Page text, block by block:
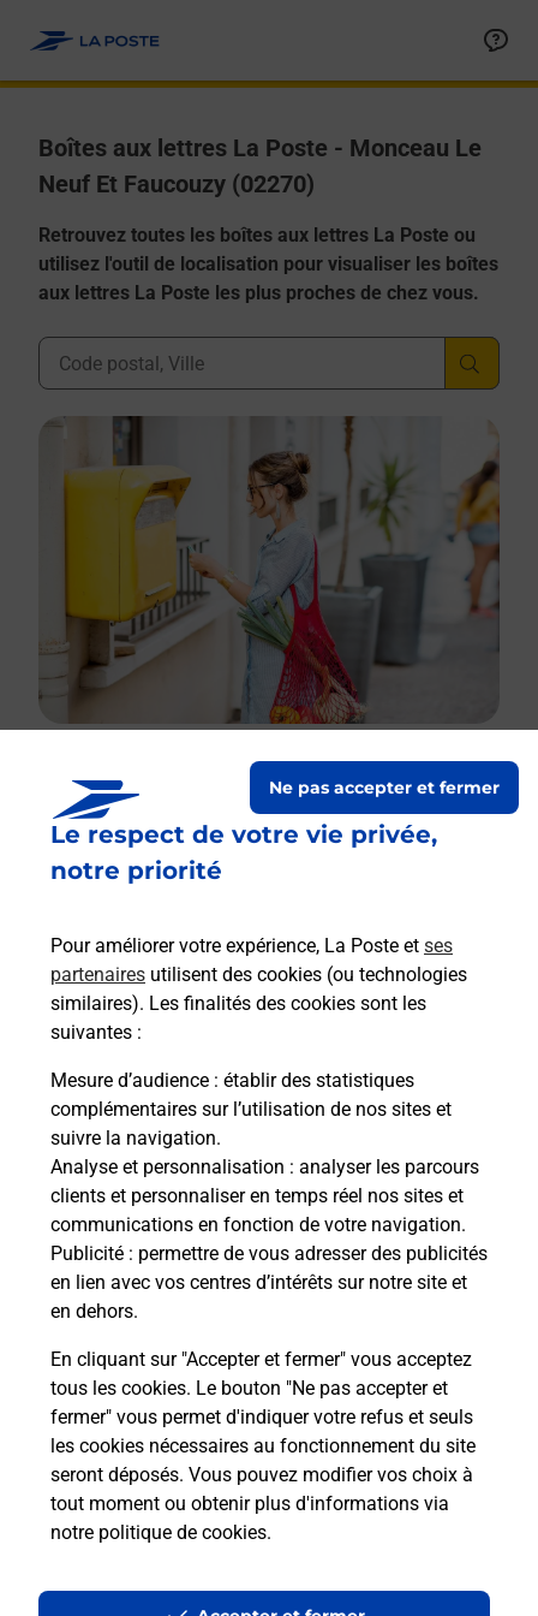
Le respect de votre vie privée,
notre priorité
Pour améliorer votre expérience, La Poste et ses
partenaires utilisent des cookies (ou technologies
similaires). Les finalités des cookies sont les
suivantes :
Mesure d’audience : établir des statistiques
complémentaires sur l’utilisation de nos sites et
suivre la navigation.
Analyse et personnalisation : analyser les parcours
clients et personnaliser en temps réel nos sites et
communications en fonction de votre navigation.
Publicité : permettre de vous adresser des publicités
en lien avec vos centres d’intérêts sur notre site et
en dehors.
En cliquant sur "Accepter et fermer" vous acceptez
tous les cookies. Le bouton "Ne pas accepter et
fermer" vous permet d'indiquer votre refus et seuls
les cookies nécessaires au fonctionnement du site
seront déposés. Vous pouvez modifier vos choix à
tout moment ou obtenir plus d'informations via
notre politique de cookies.
Ne pas accepter et fermer
Boîtes aux lettres La Poste - Monceau Le
Neuf Et Faucouzy (02270)
Retrouvez toutes les boîtes aux lettres La Poste ou
utilisez l'outil de localisation pour visualiser les boîtes
aux lettres La Poste les plus proches de chez vous.
Ville, Département, Code Postal
Boîte aux lettres La Poste
Prochaine collecte du courrier
39 Rue De Verdun
Monceau Le Neuf Et Faucouzy
Itinéraire
Le lien s'ouvre dans un nouvel onglet
Boîte aux lettres La Poste
Prochaine collecte du courriersamedi à 08h00
8 Rue Des Fermes
02270
Monceau Le Neuf Et Faucouzy
Itinéraire
Le lien s'ouvre dans un nouvel onglet
Localiser Liste Boîtes aux lettres
Aisne
Monceau Le Neuf Et Faucouzy